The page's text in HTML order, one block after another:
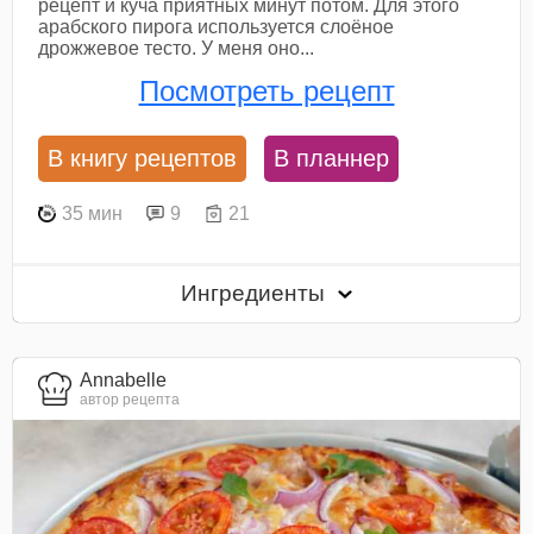
рецепт и куча приятных минут потом. Для этого
арабского пирога используется слоёное
дрожжевое тесто. У меня оно...
Посмотреть рецепт
В книгу рецептов В планнер
35 мин 9 21
Ингредиенты
Annabelle
автор рецепта